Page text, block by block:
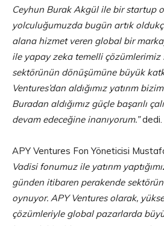
Ceyhun Burak Akgül ile bir startup
yolculuğumuzda bugün artık
alana hizmet veren global bir
ile yapay zeka temelli çözümlerimiz
sektörünün dönüşümüne büyük
Ventures’dan aldığımız yatırım
Buradan aldığımız güçle başarılı
devam edeceğine inanıyorum.”dedi.
APY Ventures Fon Yöneticisi
Vadisi fonumuz ile yatırım
günden itibaren perakende
oynuyor. APY Ventures olarak,
çözümleriyle global pazarlarda